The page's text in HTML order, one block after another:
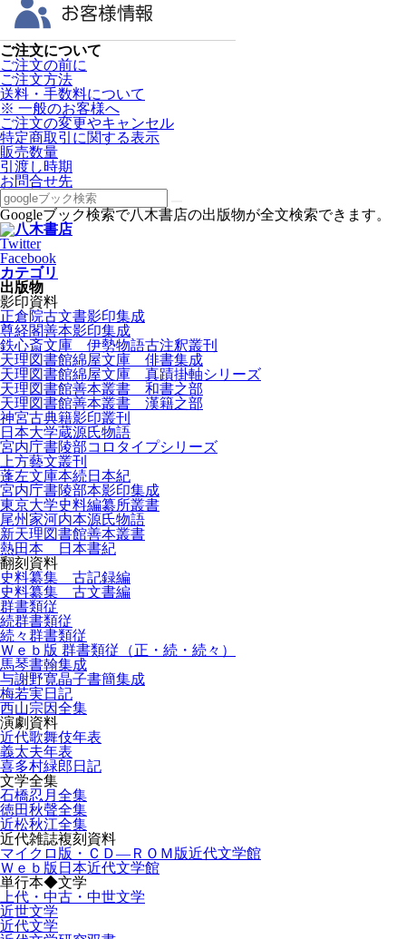
ご注文について
ご注文の前に
ご注文方法
送料・手数料について
※ 一般のお客様へ
ご注文の変更やキャンセル
特定商取引に関する表示
販売数量
引渡し時期
お問合せ先
Googleブック検索で八木書店の出版物が全文検索できます。
Twitter
Facebook
カテゴリ
出版物
影印資料
正倉院古文書影印集成
尊経閣善本影印集成
鉄心斎文庫 伊勢物語古注釈叢刊
天理図書館綿屋文庫 俳書集成
天理図書館綿屋文庫 真蹟掛軸シリーズ
天理図書館善本叢書 和書之部
天理図書館善本叢書 漢籍之部
神宮古典籍影印叢刊
日本大学蔵源氏物語
宮内庁書陵部コロタイプシリーズ
上方藝文叢刊
蓬左文庫本続日本紀
宮内庁書陵部本影印集成
東京大学史料編纂所叢書
尾州家河内本源氏物語
新天理図書館善本叢書
熱田本 日本書紀
翻刻資料
史料纂集 古記録編
史料纂集 古文書編
群書類従
続群書類従
続々群書類従
Ｗｅｂ版 群書類従（正・続・続々）
馬琴書翰集成
与謝野寛晶子書簡集成
梅若実日記
西山宗因全集
演劇資料
近代歌舞伎年表
義太夫年表
喜多村緑郎日記
文学全集
石橋忍月全集
徳田秋聲全集
近松秋江全集
近代雑誌複刻資料
マイクロ版・ＣＤ―ＲＯＭ版近代文学館
Ｗｅｂ版日本近代文学館
単行本◆文学
上代・中古・中世文学
近世文学
近代文学